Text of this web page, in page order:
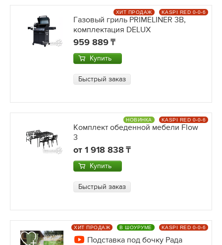
Газовый гриль PRIMELINER 3B,
комплектация DELUX
959 889
Купить
Быстрый заказ
ХИТ ПРОДАЖ KASPI RED 0-0-6
Комплект обеденной мебели Flow
3
от 1 918 838
Купить
Быстрый заказ
НОВИНКА KASPI RED 0-0-6
Подставка под бочку Рада
ХИТ ПРОДАЖ В ШОУРУМЕ KASPI RED 0-0-6